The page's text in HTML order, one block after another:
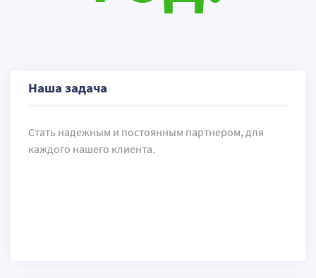
Наша задача
Стать надежным и постоянным партнером, для
каждого нашего клиента.